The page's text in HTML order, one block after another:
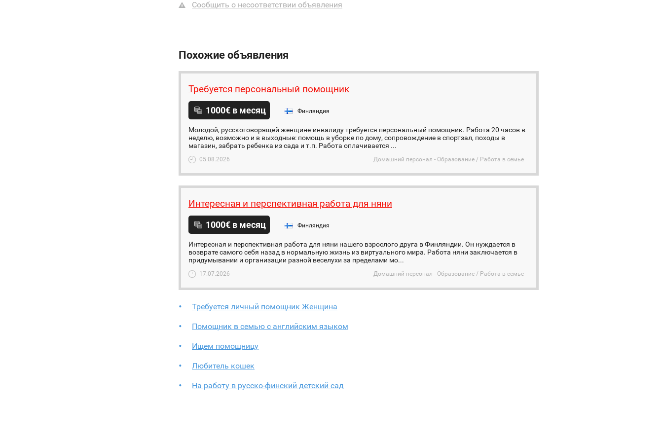
Сообщить о несоответствии объявления
Похожие объявления
Требуется персональный помощник
1000€ в месяц Финляндия
Молодой, русскоговорящей женщине-инвалиду требуется персональный помощник. Работа 20 часов в
неделю, возможно и в выходные: помощь в уборке по дому, сопровождение в спортзал, походы в
магазин, забрать ребенка из сада и т.п. Работа оплачивается ...
05.08.2026 Домашний персонал - Образование / Работа в семье
Интересная и перспективная работа для няни
1000€ в месяц Финляндия
Интересная и перспективная работа для няни нашего взрослого друга в Финляндии. Он нуждается в
возврате самого себя назад в нормальную жизнь из виртуального мира. Работа няни заключается в
придумывании и организации разной веселухи за пределами мо...
17.07.2026 Домашний персонал - Образование / Работа в семье
Требуется личный помощник Женщина
Помощник в семью с английским языком
Ищем помощницу
Любитель кошек
На работу в русско-финский детский сад